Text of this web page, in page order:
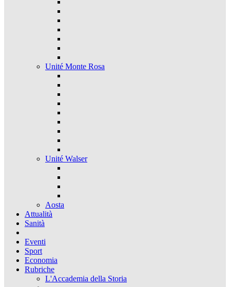
Unité Monte Rosa
Unité Walser
Aosta
Attualità
Sanità
Eventi
Sport
Economia
Rubriche
L'Accademia della Storia